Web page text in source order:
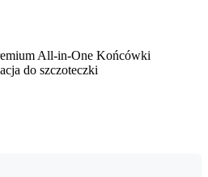
All-in-One Końcówki
do szczoteczki